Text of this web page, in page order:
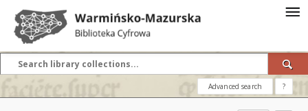
Advanced search ?